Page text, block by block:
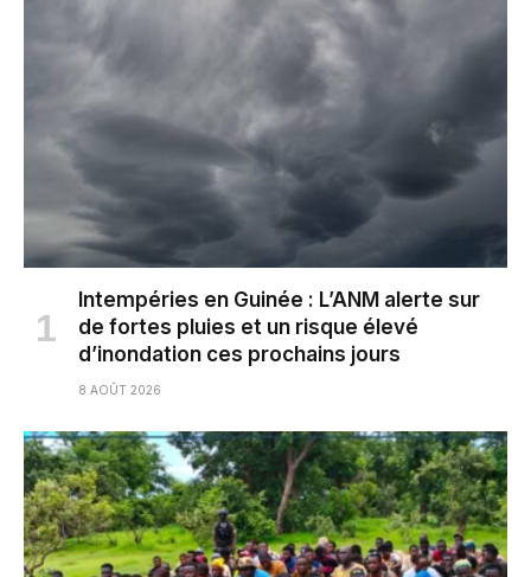
Intempéries en Guinée : L’ANM alerte sur
de fortes pluies et un risque élevé
d’inondation ces prochains jours
8 AOÛT 2026